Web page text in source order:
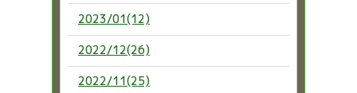
2023/01(12)
2022/12(26)
2022/11(25)